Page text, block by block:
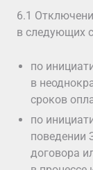
6.1
в следующих
по
в
сроков
по
поведении
договора